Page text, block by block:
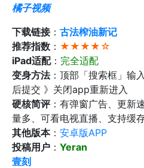
橘子视频
下载链接： 古法榨油新记
推荐指数 ： ★★★★☆
iPad适配： 完全适配
变身方法：顶部「搜索框」输
后提交 》关闭app重新进入
硬核简评：有弹窗广告、更新
量多、可看电视直播、支持缓存
其他版本： 安卓版APP‬
投稿用户 ： Yeran
壹刻